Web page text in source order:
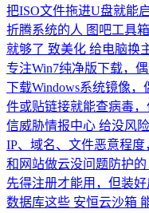
把ISO文件拖进U盘就能
折腾系统的人 图吧工具箱
就够了 致美化 给电脑换
专注Win7纯净版下载，
下载Windows系统镜像，
件或贴链接就能查病毒
信威胁情报中心 给没风
IP、域名、文件恶意程度
和网站做云没问题防护
先得注册才能用，但装
数据库这些 安恒云沙箱